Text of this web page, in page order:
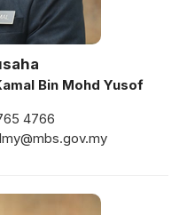
Bin Mohd Yusof
4766